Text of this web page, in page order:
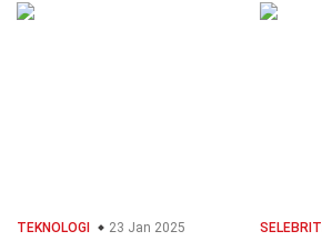
TEKNOLOGI 23 Jan 2025 SELEBRITI